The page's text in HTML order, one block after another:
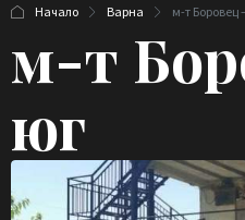
Начало Варна м-т Боровец
м-т
юг